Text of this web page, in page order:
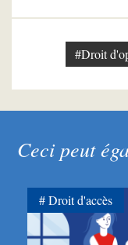
#Droit
Ceci peut
Droit d'accès